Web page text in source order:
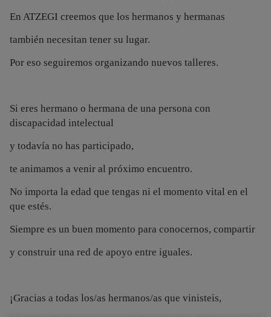
En ATZEGI creemos que los hermanos y hermanas
también necesitan tener su lugar.
Por eso seguiremos organizando nuevos talleres.
Si eres hermano o hermana de una persona con
discapacidad intelectual
y todavía no has participado,
te animamos a venir al próximo encuentro.
No importa la edad que tengas ni el momento vital en el
que estés.
Siempre es un buen momento para conocernos, compartir
y construir una red de apoyo entre iguales.
¡Gracias a todas los/as hermanos/as que vinisteis,